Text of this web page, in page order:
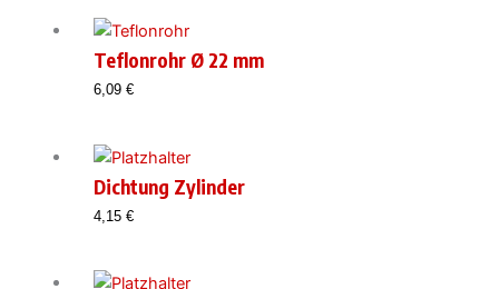
Teflonrohr Ø 22 mm
6,09 €
Dichtung Zylinder
4,15 €